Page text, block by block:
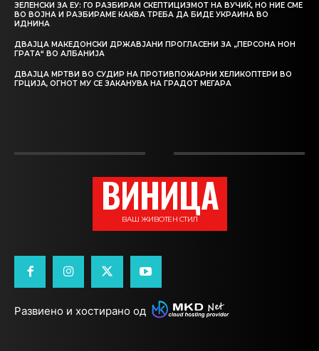
ЗЕЛЕНСКИ ЗА ЕУ: ГО РАЗБИРАМ СКЕПТИЦИЗМОТ НА ВУЧИЌ, НО НИЕ СМЕ
ВО ВОЈНА И РАЗБИРАМЕ КАКВА ТРЕБА ДА БИДЕ УКРАИНА ВО
ИДНИНА
ДВАЈЦА МАКЕДОНСКИ ДРЖАВЈАНИ ПРОГЛАСЕНИ ЗА „ПЕРСОНА НОН
ГРАТА“ ВО АЛБАНИЈА
ДВАЈЦА МРТВИ ВО СУДИР НА ПРОТИВПОЖАРНИ ХЕЛИКОПТЕРИ ВО
ГРЦИЈА, ОГНОТ МУ СЕ ЗАКАНУВА НА ГРАДОТ МЕГАРА
ВИНИЦА
ВАШ ЖИВОТЕН СТИЛ
Развиено и хостирано од